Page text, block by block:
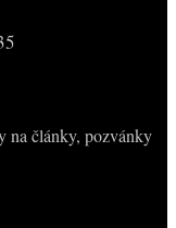
na články, pozvánky